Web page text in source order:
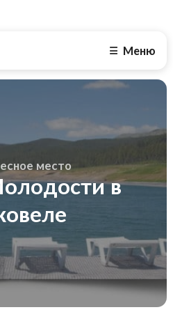
☰ Меню
место
в